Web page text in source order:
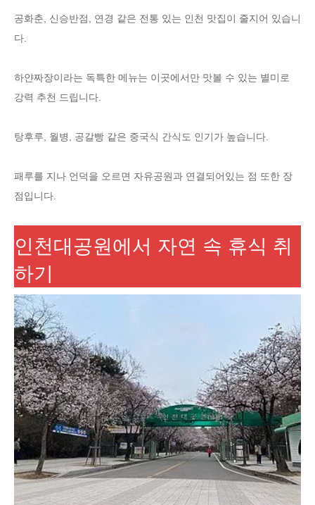
공화춘, 신승반점, 연경 같은 전통 있는 인천 맛집이 줄지어 있습니
다.
하얀짜장이라는 독특한 메뉴는 이곳에서만 맛볼 수 있는 별미로
강력 추천 드립니다.
탕후루, 월병, 공갈빵 같은 중국식 간식도 인기가 높습니다.
패루를 지나 언덕을 오르면 자유공원과 연결되어있는 점 또한 장
점입니다.
인천대공원에서 자연 속 휴식 취
하기